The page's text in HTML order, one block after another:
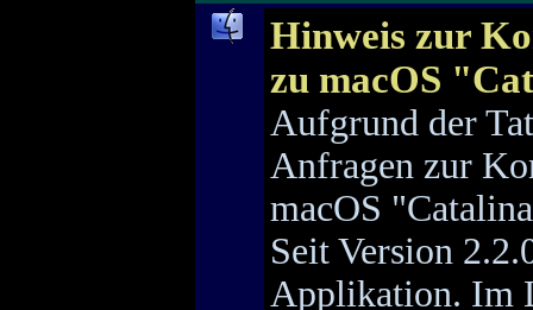
Hinweis zur
zu macOS
Aufgrund der
Anfragen zur
macOS
Seit Version
Applikation. Im